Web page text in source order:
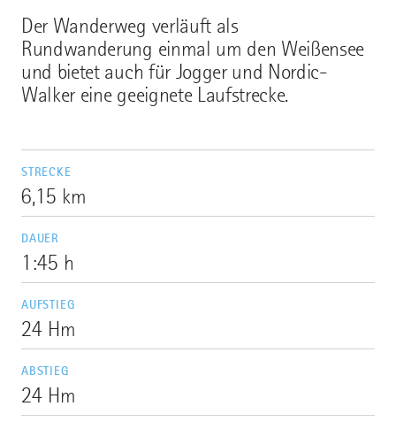
Der Wanderweg verläuft als
Rundwanderung einmal um den Weißensee
und bietet auch für Jogger und Nordic-
Walker eine geeignete Laufstrecke.
STRECKE
6,15 km
DAUER
1:45 h
AUFSTIEG
24 Hm
ABSTIEG
24 Hm